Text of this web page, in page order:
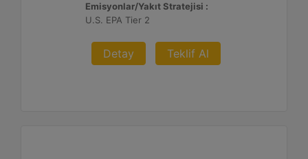
Emisyonlar/Yakıt Stratejisi :
U.S. EPA Tier 2
Detay Teklif Al